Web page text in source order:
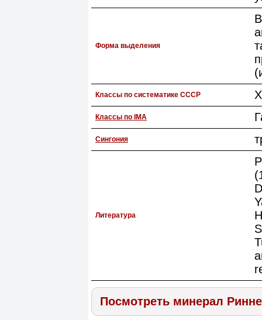
Форма выделения
Классы по систематике СССР
Классы по IMA
Сингония
Литература
Посмотреть минерал